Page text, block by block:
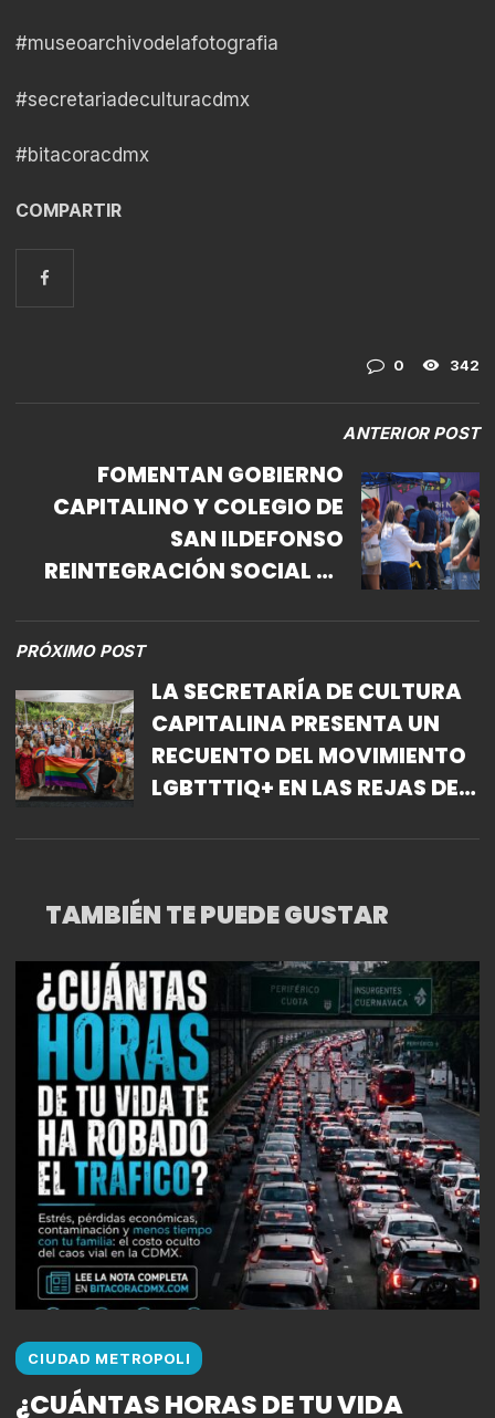
#museoarchivodelafotografia
#secretariadeculturacdmx
#bitacoracdmx
COMPARTIR
0 342
ANTERIOR POST
FOMENTAN GOBIERNO
CAPITALINO Y COLEGIO DE
SAN ILDEFONSO
REINTEGRACIÓN SOCIAL DE
SISTEMA DE JUSTICIA PENAL
PRÓXIMO POST
LA SECRETARÍA DE CULTURA
CAPITALINA PRESENTA UN
RECUENTO DEL MOVIMIENTO
LGBTTTIQ+ EN LAS REJAS DE
TAMBIÉN TE PUEDE GUSTAR
CIUDAD METROPOLI
¿CUÁNTAS HORAS DE TU VIDA